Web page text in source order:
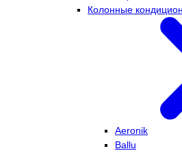
Колонные
Aeronik
Ballu